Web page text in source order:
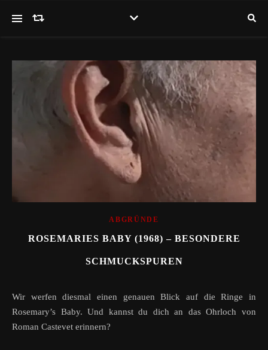
ABGRÜNDE
ROSEMARIES BABY (1968) – BESONDERE
SCHMUCKSPUREN
Wir werfen diesmal einen genauen Blick auf die Ringe in
Rosemary’s Baby. Und kannst du dich an das Ohrloch von
Roman Castevet erinnern?